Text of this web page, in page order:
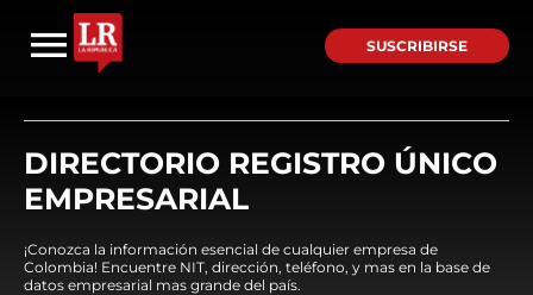
SUSCRIBIRSE
DIRECTORIO REGISTRO ÚNICO
EMPRESARIAL
¡Conozca la información esencial de cualquier empresa de
Colombia! Encuentre NIT, dirección, teléfono, y mas en la base de
datos empresarial mas grande del país.